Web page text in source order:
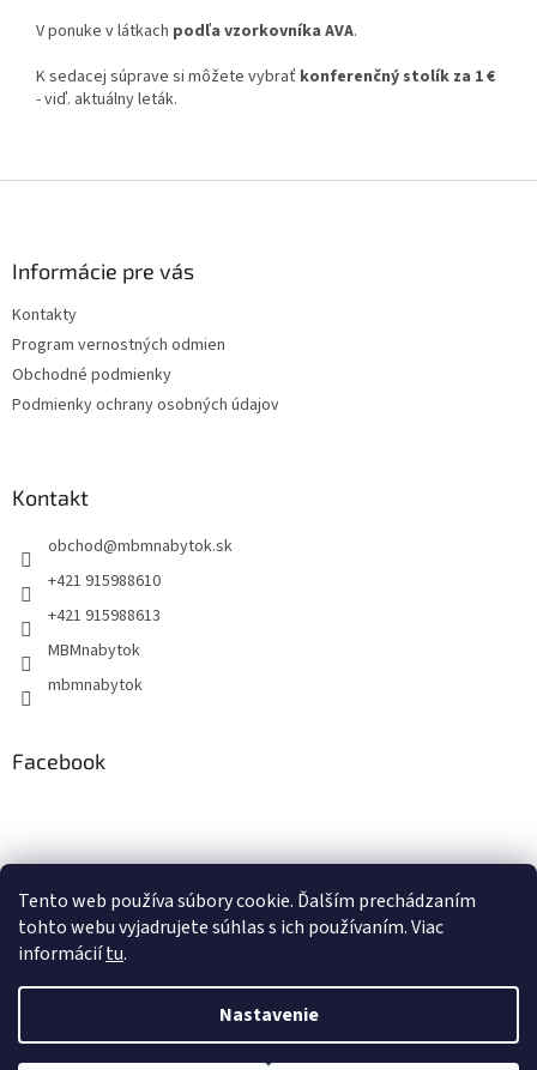
Tento web používa súbory cookie. Ďalším prechádzaním
tohto webu vyjadrujete súhlas s ich používaním. Viac
informáciítu.
Nastavenie
V ponuke v látkach podľa vzorkovníka AVA.
K sedacej súprave si môžete vybrať konferenčný stolík za 1 €
- viď. aktuálny leták.
Informácie pre vás
Kontakty
Program vernostných odmien
Obchodné podmienky
Podmienky ochrany osobných údajov
Kontakt
obchod@mbmnabytok.sk
+421 915988610
+421 915988613
MBMnabytok
mbmnabytok
Facebook
0KS / €0
Vytvoril Shoptet &